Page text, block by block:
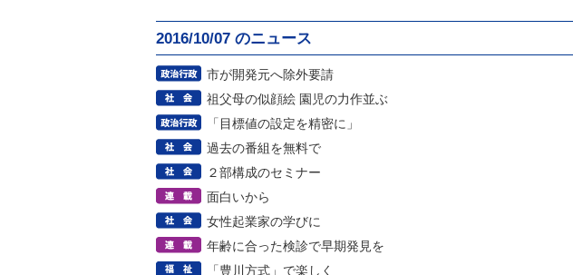
2016/10/07 のニュース
市が開発元へ除外要請
祖父母の似顔絵 園児の力作並ぶ
「目標値の設定を精密に」
過去の番組を無料で
２部構成のセミナー
面白いから
女性起業家の学びに
年齢に合った検診で早期発見を
「豊川方式」で楽しく